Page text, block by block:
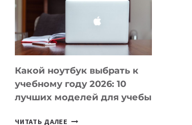
СОЗДАВАТЬ
БЕЗ
КОДА
Какой ноутбук выбрать к
учебному году 2026: 10
лучших моделей для учебы
ЧИТАТЬ ДАЛЕЕ КАКОЙ